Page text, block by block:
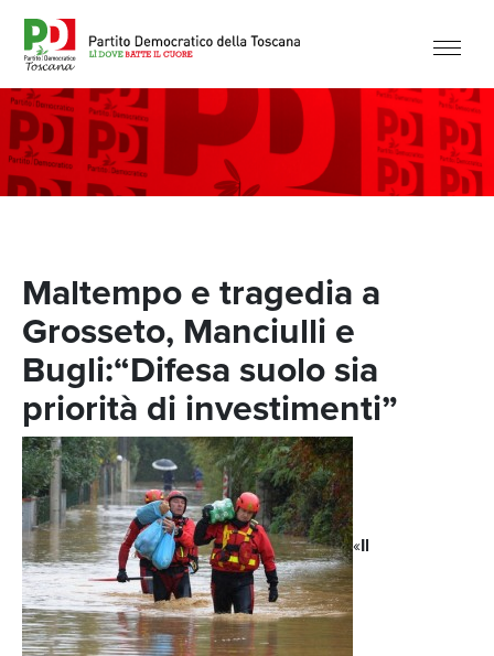
Maltempo e tragedia a
Grosseto, Manciulli e
Bugli:“Difesa suolo sia
priorità di investimenti”
«Il